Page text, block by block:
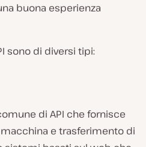
buona esperienza
sono di diversi tipi:
di API che fornisce
e trasferimento di